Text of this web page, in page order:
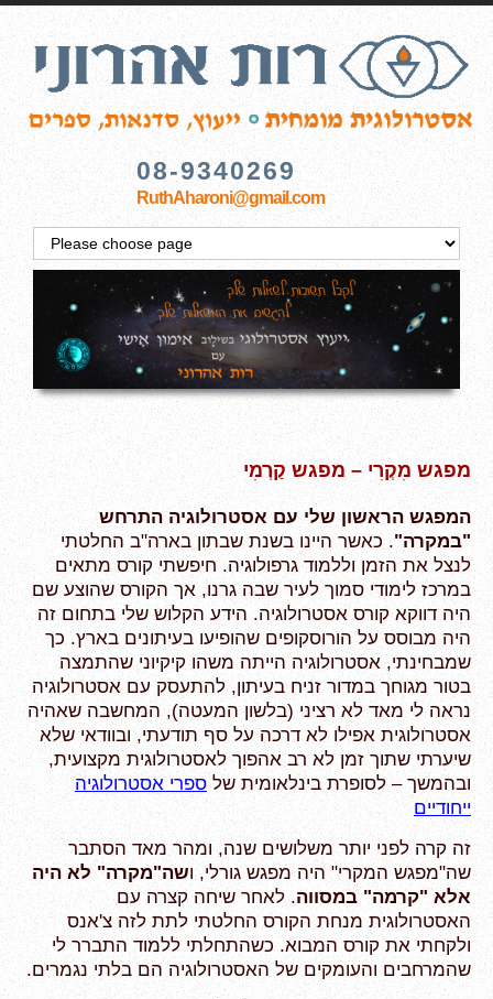
08-9340269
RuthAharoni@gmail.com
מפגש מִקְרִי – מפגש קַרְמִי
המפגש הראשון שלי עם אסטרולוגיה התרחש
"במקרה". כאשר היינו בשנת שבתון בארה"ב החלטתי
לנצל את הזמן וללמוד גרפולוגיה. חיפשתי קורס מתאים
במרכז לימודי סמוך לעיר שבה גרנו, אך הקורס שהוצע שם
היה דווקא קורס אסטרולוגיה. הידע הקלוש שלי בתחום זה
היה מבוסס על הורוסקופים שהופיעו בעיתונים בארץ. כך
שמבחינתי, אסטרולוגיה הייתה משהו קיקיוני שהתמצה
בטור מגוחך במדור זניח בעיתון, להתעסק עם אסטרולוגיה
נראה לי מאד לא רציני (בלשון המעטה), המחשבה שאהיה
אסטרולוגית אפילו לא דרכה על סף תודעתי, ובוודאי שלא
שיערתי שתוך זמן לא רב אהפוך לאסטרולוגית מקצועית,
ובהמשך– לסופרת בינלאומית של ספרי אסטרולוגיה
ייחודיים
זה קרה לפני יותר משלושים שנה, ומהר מאד הסתבר
שה"מפגש המקרי" היה מפגש גורלי, ושה"מקרה" לא היה
אלא "קרמה" במסווה. לאחר שיחה קצרה עם
האסטרולוגית מנחת הקורס החלטתי לתת לזה צ'אנס
ולקחתי את קורס המבוא. כשהתחלתי ללמוד התברר לי
שהמרחבים והעומקים של האסטרולוגיה הם בלתי נגמרים.